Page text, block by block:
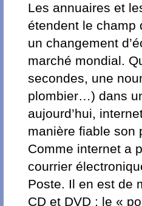
Les annuaires et
étendent le champ
un changement
marché mondial.
secondes, une
plombier…) dans
aujourd’hui,
manière fiable son
Comme internet a
courrier
Poste. Il en est de
CD et DVD ; le «